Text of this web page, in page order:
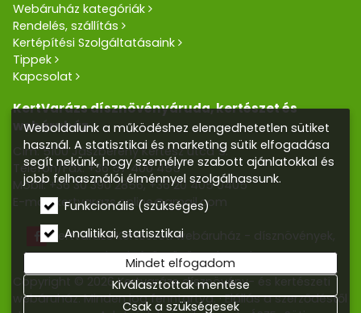
Webáruház kategóriák
Rendelés, szállítás
Kertépítési Szolgáltatásaink
Tippek
Kapcsolat
KertVarázs dísznövényáruda, kertészet és
webáruház
Cím: 5100 Jászberény Kertész utca 5.
Telefon/Fax: +36 57 400 455
Mobil:+36 30 390 2856,+36 20 405 0405
E-mail:kertvarazs.online@gmail.com
Kertvarázs Kertészeti webáruház - dísznövények,
kerti tó, öntözőrendszerek
Copyright © 2026 Kertvarázs dísznövény- és kertészeti
webáruház. Minden jog fenntartva. Elállás a szerződéstől
Weboldalunk a működéshez elengedhetetlen sütiket
használ. A statisztikai és marketing sütik elfogadása
segít nekünk, hogy személyre szabott ajánlatokkal és
jobb felhasználói élménnyel szolgálhassunk.
Funkcionális (szükséges)
Analitikai, statisztikai
Mindet elfogadom
Kiválasztottak mentése
Csak a szükségesek